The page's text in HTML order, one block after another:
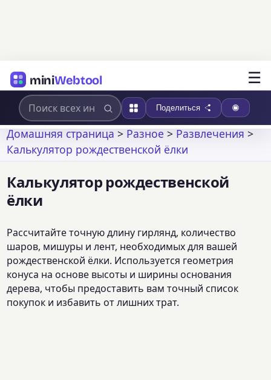
miniWebtool ☰
Поделиться
Домашняя страница>Разное>Развлечения>
Калькулятор рождественской ёлки
Калькулятор рождественской
ёлки
Рассчитайте точную длину гирлянд, количество
шаров, мишуры и лент, необходимых для вашей
рождественской ёлки. Используется геометрия
конуса на основе высоты и ширины основания
дерева, чтобы предоставить вам точный список
покупок и избавить от лишних трат.